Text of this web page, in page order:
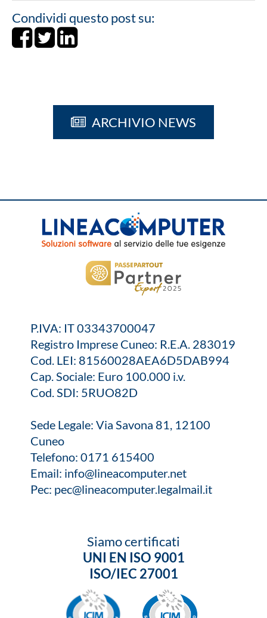
Condividi questo post su:
Share on Facebook
TweetShare on LinkedIn
ARCHIVIO NEWS
P.IVA: IT 03343700047
Registro Imprese Cuneo: R.E.A. 283019
Cod. LEI: 81560028AEA6D5DAB994
Cap. Sociale: Euro 100.000 i.v.
Cod. SDI: 5RUO82D
Sede Legale: Via Savona 81, 12100
Cuneo
Telefono: 0171 615400
Email: info@lineacomputer.net
Pec: pec@lineacomputer.legalmail.it
Siamo certificati
UNI EN ISO 9001
ISO/IEC 27001